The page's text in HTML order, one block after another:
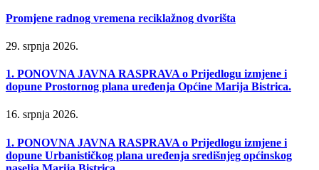
Promjene radnog vremena reciklažnog dvorišta
29. srpnja 2026.
1. PONOVNA JAVNA RASPRAVA o Prijedlogu izmjene i
dopune Prostornog plana uređenja Općine Marija Bistrica.
16. srpnja 2026.
1. PONOVNA JAVNA RASPRAVA o Prijedlogu izmjene i
dopune Urbanističkog plana uređenja središnjeg općinskog